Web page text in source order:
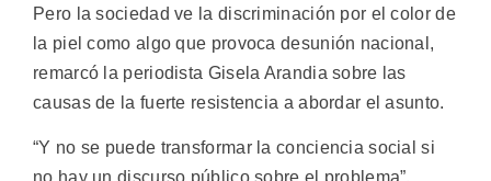
Pero la sociedad ve la discriminación por el color de
la piel como algo que provoca desunión nacional,
remarcó la periodista Gisela Arandia sobre las
causas de la fuerte resistencia a abordar el asunto.
“Y no se puede transformar la conciencia social si
no hay un discurso público sobre el problema”,